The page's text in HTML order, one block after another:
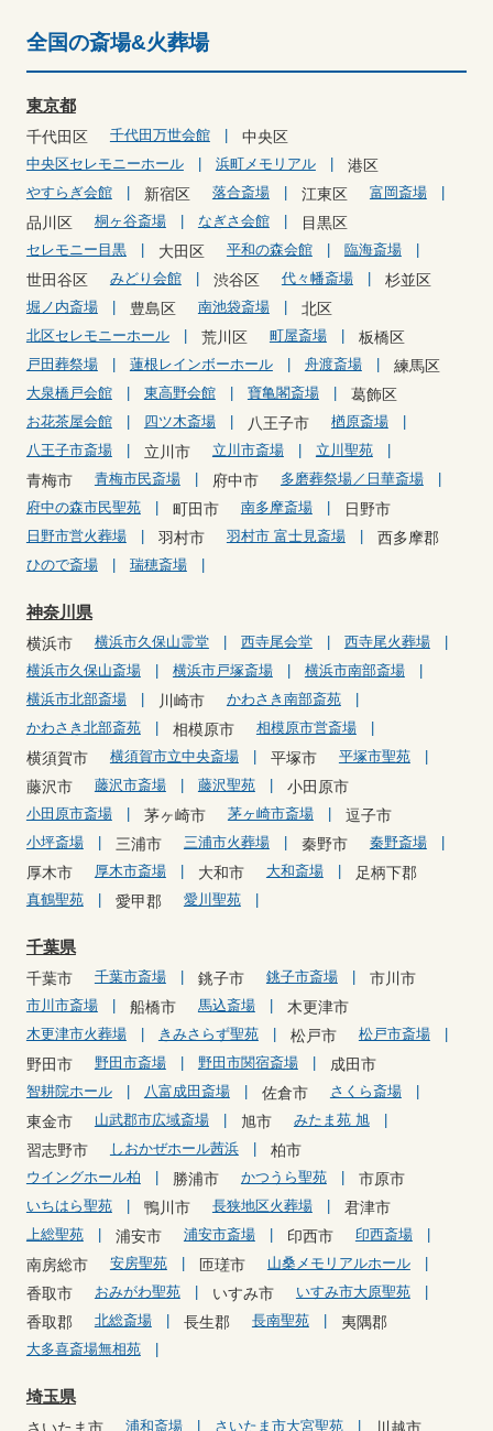
全国の斎場&火葬場
東京都
千代田区 千代田万世会館 中央区
中央区セレモニーホール 浜町メモリアル 港区
やすらぎ会館 新宿区 落合斎場 江東区 富岡斎場
品川区 桐ヶ谷斎場 なぎさ会館 目黒区
セレモニー目黒 大田区 平和の森会館 臨海斎場
世田谷区 みどり会館 渋谷区 代々幡斎場 杉並区
堀ノ内斎場 豊島区 南池袋斎場 北区
北区セレモニーホール 荒川区 町屋斎場 板橋区
戸田葬祭場 蓮根レインボーホール 舟渡斎場 練馬区
大泉橋戸会館 東高野会館 寶亀閣斎場 葛飾区
お花茶屋会館 四ツ木斎場 八王子市
楢原斎場
八王子市斎場
立川市 立川市斎場 立川聖苑
青梅市 青梅市民斎場 府中市
多磨葬祭場／日華斎場
府中の森市民聖苑
町田市 南多摩斎場 日野市
日野市営火葬場 羽村市 羽村市 富士見斎場 西多摩郡
ひので斎場 瑞穂斎場
神奈川県
横浜市 横浜市久保山霊堂 西寺尾会堂
西寺尾火葬場
横浜市久保山斎場
横浜市戸塚斎場
横浜市南部斎場
横浜市北部斎場
川崎市
かわさき南部斎苑
かわさき北部斎苑
相模原市 相模原市営斎場
横須賀市 横須賀市立中央斎場 平塚市 平塚市聖苑
藤沢市 藤沢市斎場 藤沢聖苑 小田原市
小田原市斎場 茅ヶ崎市 茅ヶ崎市斎場 逗子市
小坪斎場 三浦市 三浦市火葬場 秦野市 秦野斎場
厚木市 厚木市斎場 大和市 大和斎場 足柄下郡
真鶴聖苑 愛甲郡 愛川聖苑
千葉県
千葉市 千葉市斎場 銚子市 銚子市斎場 市川市
市川市斎場 船橋市 馬込斎場 木更津市
木更津市火葬場 きみさらず聖苑 松戸市 松戸市斎場
野田市 野田市斎場 野田市関宿斎場 成田市
智耕院ホール 八富成田斎場 佐倉市 さくら斎場
東金市 山武郡市広域斎場 旭市 みたま苑 旭
習志野市 しおかぜホール茜浜 柏市
ウイングホール柏 勝浦市 かつうら聖苑 市原市
いちはら聖苑 鴨川市 長狭地区火葬場 君津市
上総聖苑 浦安市 浦安市斎場 印西市 印西斎場
南房総市 安房聖苑 匝瑳市 山桑メモリアルホール
香取市 おみがわ聖苑 いすみ市 いすみ市大原聖苑
香取郡 北総斎場 長生郡 長南聖苑 夷隅郡
大多喜斎場無相苑
埼玉県
浦和斎場 さいたま市大宮聖苑